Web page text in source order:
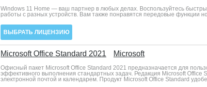
Windows 11 Home — ваш партнер в любых делах. Воспользуйтесь
работы с разных устройств. Вам также понравятся передовые
ВЫБРАТЬ ЛИЦЕНЗИЮ
Microsoft Office Standard 2021 Microsoft
Офисный пакет Microsoft Office Standard 2021 предназначается для
эффективного выполнения стандартных задач. Редакция Microsoft
электронной почтой и календарем. Продукт Microsoft Office Standard